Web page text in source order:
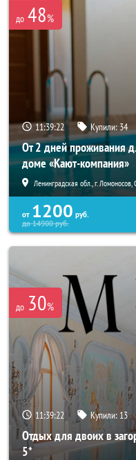
до 48%
11:39:21 Купили: 34
От 2 дней проживания
доме «Кают-компания»
Ленинградская обл., г.
от 1200 руб.
до14900руб.
до 30%
11:39:21 Купили: 13
Отдых для двоих в
5*